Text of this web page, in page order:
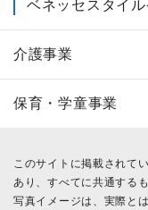
ベネッセスタイ
介護事業
保育・学童事業
このサイトに掲載されて
あり、すべてに共通する
写真イメージは、実際と